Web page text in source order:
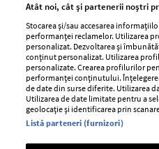
Atât noi, cât și partenerii noștri
Stocarea și/sau accesarea
performanței reclamelor. Utilizarea
personalizat. Dezvoltarea și
conținut personalizat. Utilizarea
personalizate. Crearea profilurilor
performanței conținutului.
de date din surse diferite. Utilizarea
Utilizarea de date limitate pentru a
geolocație și identificarea prin
Listă parteneri (furnizori)